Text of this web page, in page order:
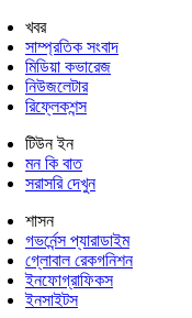
খবর
সাম্প্রতিক সংবাদ
মিডিয়া কভারেজ
নিউজলেটার
রিফ্লেকশন্স
টিউন ইন
মন কি বাত
সরাসরি দেখুন
শাসন
গভর্নেন্স প্যারাডাইম
গ্লোবাল রেকগনিশন
ইনফোগ্রাফিকস
ইনসাইটস